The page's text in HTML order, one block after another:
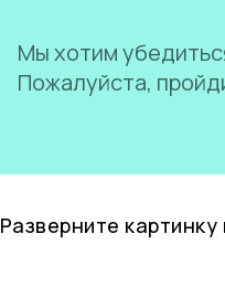
Мы хотим
Пожалуйста,
Разверните